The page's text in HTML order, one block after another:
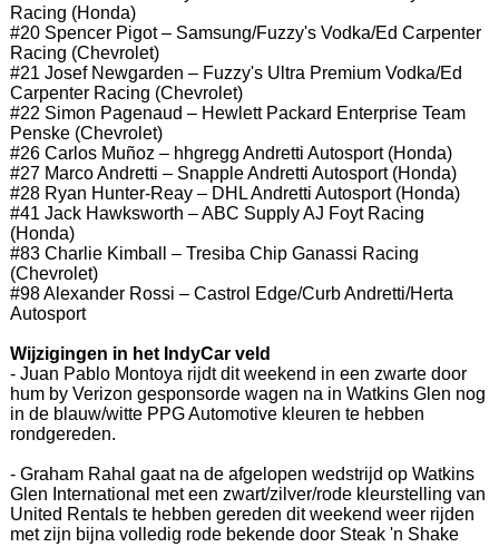
Racing (Honda)
#20 Spencer Pigot – Samsung/Fuzzy's Vodka/Ed Carpenter
Racing (Chevrolet)
#21 Josef Newgarden – Fuzzy's Ultra Premium Vodka/Ed
Carpenter Racing (Chevrolet)
#22 Simon Pagenaud – Hewlett Packard Enterprise Team
Penske (Chevrolet)
#26 Carlos Muñoz – hhgregg Andretti Autosport (Honda)
#27 Marco Andretti – Snapple Andretti Autosport (Honda)
#28 Ryan Hunter-Reay – DHL Andretti Autosport (Honda)
#41 Jack Hawksworth – ABC Supply AJ Foyt Racing
(Honda)
#83 Charlie Kimball – Tresiba Chip Ganassi Racing
(Chevrolet)
#98 Alexander Rossi – Castrol Edge/Curb Andretti/Herta
Autosport
Wijzigingen in het IndyCar veld
- Juan Pablo Montoya rijdt dit weekend in een zwarte door
hum by Verizon gesponsorde wagen na in Watkins Glen nog
in de blauw/witte PPG Automotive kleuren te hebben
rondgereden.
- Graham Rahal gaat na de afgelopen wedstrijd op Watkins
Glen International met een zwart/zilver/rode kleurstelling van
United Rentals te hebben gereden dit weekend weer rijden
met zijn bijna volledig rode bekende door Steak 'n Shake